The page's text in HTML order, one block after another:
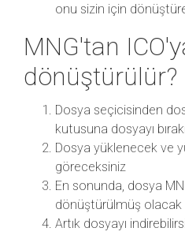
onu sizin için
MNG'tan
dönüştürülür?
Dosya seçicisinden
kutusuna dosyayı
Dosya yüklenecek ve
göreceksiniz
En sonunda, dosya
dönüştürülmüş olacak
Artık dosyayı